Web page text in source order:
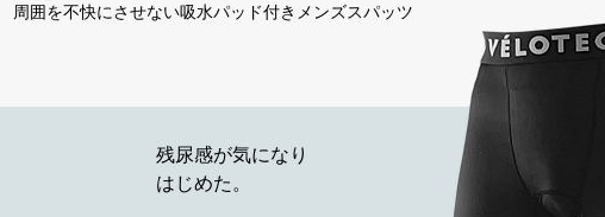
周囲を不快にさせない吸水パッド付きメンズスパッツ
​残尿感が気になり
はじめた。